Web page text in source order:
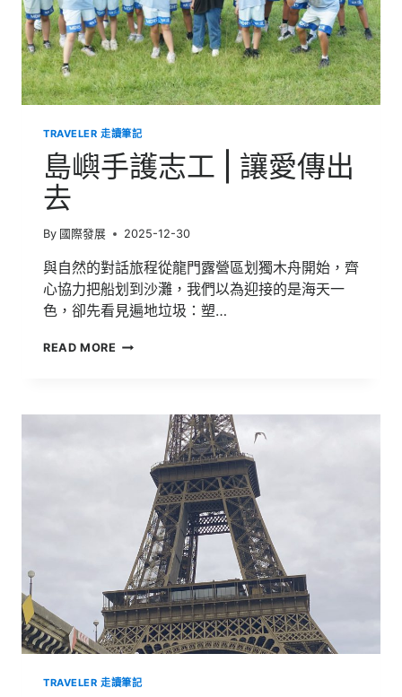
愛
的
課
TRAVELER 走讀筆記
島嶼手護志工 | 讓愛傳出
去
By 國際發展 2025-12-30
與自然的對話旅程從龍門露營區划獨木舟開始，齊
心協力把船划到沙灘，我們以為迎接的是海天一
色，卻先看見遍地垃圾：塑…
READ MORE 島
志
TRAVELER 走讀筆記